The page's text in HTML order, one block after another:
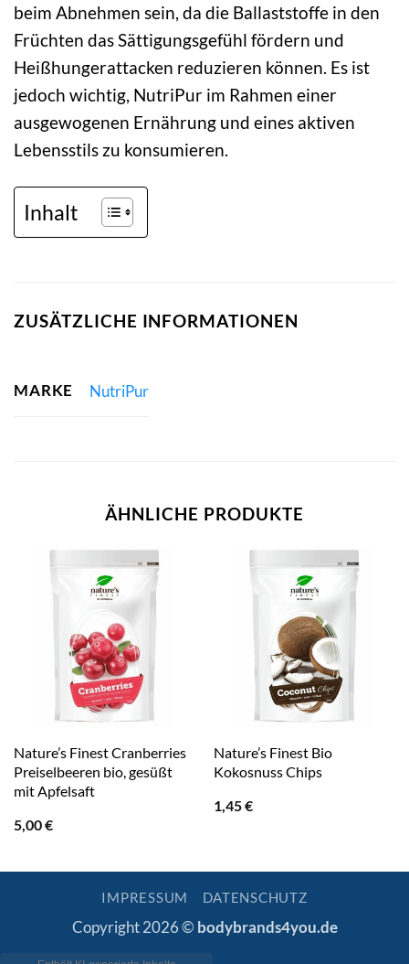
beim Abnehmen sein, da die Ballaststoffe in den
Früchten das Sättigungsgefühl fördern und
Heißhungerattacken reduzieren können. Es ist
jedoch wichtig, NutriPur im Rahmen einer
ausgewogenen Ernährung und eines aktiven
Lebensstils zu konsumieren.
Inhalt
ZUSÄTZLICHE INFORMATIONEN
MARKE NutriPur
ÄHNLICHE PRODUKTE
Nature’s Finest Cranberries
Preiselbeeren bio, gesüßt
mit Apfelsaft
5,00€
Nature’s Finest Bio
Kokosnuss Chips
1,45€
IMPRESSUM DATENSCHUTZ
Copyright 2026 © bodybrands4you.de